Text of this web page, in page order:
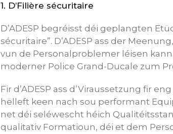
1. D’Filière sécuritaire
D’ADESP begréisst déi geplangten
sécuritaire”. D’ADESP ass der
vun de Personalproblemer léisen
moderner Police Grand-Ducale zum
Fir d’ADESP ass d’Viraussetzung fir
hëlleft keen nach sou performant
net déi seléwescht héich
qualitativ Formatioun, déi et dem